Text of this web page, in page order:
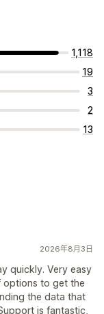
1,118
19
3
2
13
2026年8月3日
quickly. Very easy
options to get the
the data that
is fantastic,